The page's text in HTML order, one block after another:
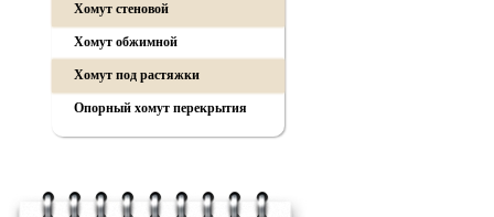
Хомут стеновой
Хомут обжимной
Хомут под растяжки
Опорный хомут перекрытия